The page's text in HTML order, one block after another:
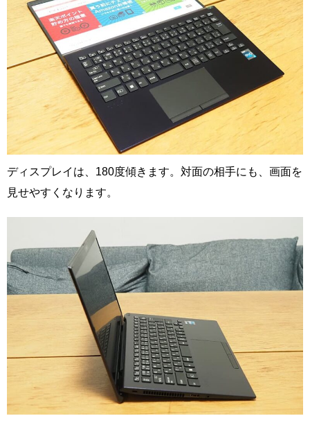
ディスプレイは、180度傾きます。対面の相手にも、画面を
見せやすくなります。